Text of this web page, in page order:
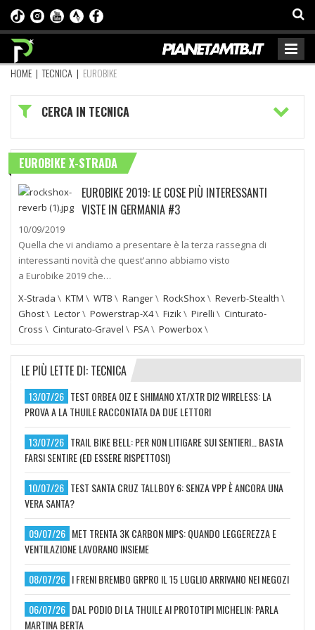
HOME |TECNICA | EUROBIKE
CERCA IN TECNICA
EUROBIKE X-STRADA
EUROBIKE 2019: LE COSE PIÙ INTERESSANTI
VISTE IN GERMANIA #3
10/09/2019
Quella che vi andiamo a presentare è la terza rassegna di
interessanti novità che quest'anno abbiamo visto
a Eurobike 2019 che…
X-Strada \ KTM \ WTB \ Ranger\ RockShox\ Reverb-Stealth \
Ghost\ Lector\ Powerstrap-X4\ Fizik \ Pirelli \ Cinturato-
Cross \ Cinturato-Gravel \ FSA\ Powerbox\
LE PIÙ LETTE DI: TECNICA
13/07/26 TEST ORBEA OIZ E SHIMANO XT/XTR DI2 WIRELESS: LA
PROVA A LA THUILE RACCONTATA DA DUE LETTORI
13/07/26 TRAIL BIKE BELL: PER NON LITIGARE SUI SENTIERI… BASTA
FARSI SENTIRE (ED ESSERE RISPETTOSI)
10/07/26 TEST SANTA CRUZ TALLBOY 6: SENZA VPP È ANCORA UNA
VERA SANTA?
09/07/26 MET TRENTA 3K CARBON MIPS: QUANDO LEGGEREZZA E
VENTILAZIONE LAVORANO INSIEME
08/07/26 I FRENI BREMBO GRPRO IL 15 LUGLIO ARRIVANO NEI NEGOZI
06/07/26 DAL PODIO DI LA THUILE AI PROTOTIPI MICHELIN: PARLA
MARTINA BERTA